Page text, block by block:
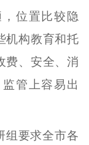
位置比较隐
机构教育和托
费、安全、消
管上容易出
组要求全市各